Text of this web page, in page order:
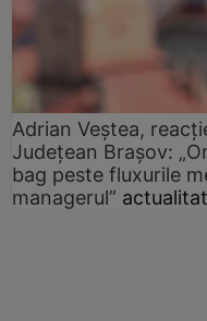
Adrian Veștea,
Județean Brașov:
bag peste fluxurile
managerul”